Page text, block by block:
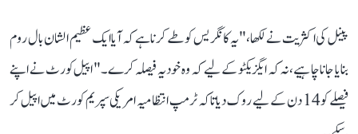
پینل کی اکثریت نے لکھا، "یہ کانگریس کو طے کرنا ہے کہ آیا ایک عظیم الشان بال روم
بنایا جانا چاہیے، نہ کہ ایگزیکٹو کے لیے کہ وہ خود یہ فیصلہ کرے۔" اپیل کورٹ نے اپنے
فیصلے کو 14 دن کے لیے روک دیا تاکہ ٹرمپ انتظامیہ امریکی سپریم کورٹ میں اپیل کر